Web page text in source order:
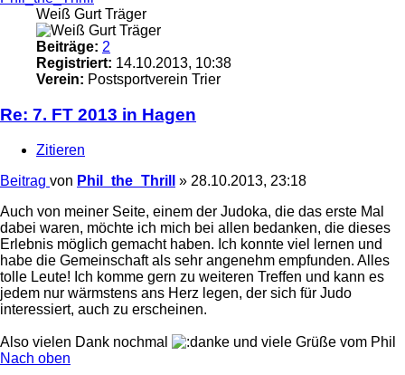
Weiß Gurt Träger
Beiträge: 2
Registriert: 14.10.2013, 10:38
Verein: Postsportverein Trier
Re: 7. FT 2013 in Hagen
Zitieren
Beitrag von Phil_the_Thrill » 28.10.2013, 23:18
Auch von meiner Seite, einem der Judoka, die das erste Mal
dabei waren, möchte ich mich bei allen bedanken, die dieses
Erlebnis möglich gemacht haben. Ich konnte viel lernen und
habe die Gemeinschaft als sehr angenehm empfunden. Alles
tolle Leute! Ich komme gern zu weiteren Treffen und kann es
jedem nur wärmstens ans Herz legen, der sich für Judo
interessiert, auch zu erscheinen.
Also vielen Dank nochmal
und viele Grüße vom Phil
Nach oben